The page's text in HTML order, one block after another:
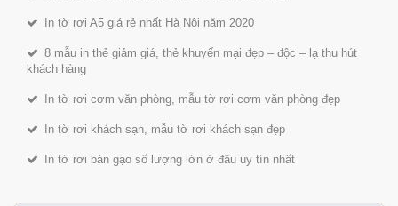
In tờ rơi A5 giá rẻ nhất Hà Nội năm 2020
8 mẫu in thẻ giảm giá, thẻ khuyến mại đẹp – độc – lạ thu hút
khách hàng
In tờ rơi cơm văn phòng, mẫu tờ rơi cơm văn phòng đẹp
In tờ rơi khách sạn, mẫu tờ rơi khách sạn đẹp
In tờ rơi bán gạo số lượng lớn ở đâu uy tín nhất